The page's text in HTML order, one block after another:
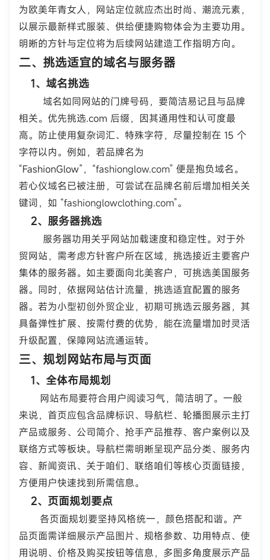
为欧美年青女人，网站定位就应杰出时尚、潮流元素，
以展示最新样式服装、供给便捷购物体会为主要功用。
明晰的方针与定位将为后续网站建造工作指明方向。
二、挑选适宜的域名与服务器
1、域名挑选
域名如同网站的门牌号码，要简洁易记且与品牌
相关。优先挑选.com 后缀，因其通用性和认可度最
高。防止使用复杂词汇、特殊字符，尽量控制在 15 个
字符以内。例如，若品牌名为
“FashionGlow”，“fashionglow.com” 便是抱负域名。
若心仪域名已被注册，可尝试在品牌名前后增加相关关
键词，如 “fashionglowclothing.com”。
2、服务器挑选
服务器功用关乎网站加载速度和稳定性。对于外
贸网站，需考虑方针客户所在区域，挑选接近主要客户
集体的服务器。如主要面向北美客户，可挑选美国服务
器。同时，依据网站估计流量，挑选适宜配置的服务
器。若为小型初创外贸企业，初期可挑选云服务器，其
具备弹性扩展、按需付费的优势，能在流量增加时灵活
升级配置，保障网站流通运转。
三、规划网站布局与页面
1、全体布局规划
网站布局要符合用户阅读习气，简洁明了。一般
来说，首页应包含品牌标识、导航栏、轮播图展示主打
产品或服务、公司简介、抢手产品推荐、客户案例以及
联络方式等板块。导航栏需明晰呈现产品分类、服务内
容、新闻资讯、关于咱们、联络咱们等核心页面链接，
方便用户快速找到所需信息。
2、页面规划要点
各页面规划要坚持风格统一，颜色搭配和谐。产
品页面需详细展示产品图片、规格参数、功用特点、使
用说明、价格及购买按钮等信息，多图多角度展示产品